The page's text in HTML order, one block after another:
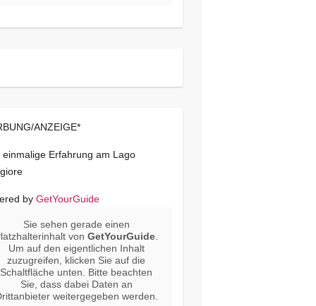
ANZEIGE*
einmalige Erfahrung am Lago
by GetYourGuide
Sie sehen gerade einen
vonGetYourGuide
Um auf den eigentlichen Inhalt
zuzugreifen, klicken Sie auf die
Schaltfläche unten. Bitte beachten
Sie, dass dabei Daten an
weitergegeben werden.